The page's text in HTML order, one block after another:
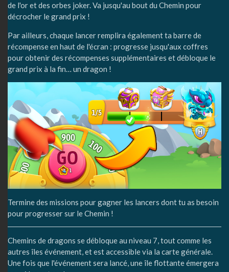
de l'or et des orbes joker. Va jusqu'au bout du Chemin pour
décrocher le grand prix !
Par ailleurs, chaque lancer remplira également ta barre de
récompense en haut de l'écran : progresse jusqu'aux coffres
pour obtenir des récompenses supplémentaires et débloque le
grand prix à la fin… un dragon !
Termine des missions pour gagner les lancers dont tu as besoin
pour progresser sur le Chemin !
Chemins de dragons se débloque au niveau 7, tout comme les
autres îles événement, et est accessible via la carte générale.
Une fois que l'événement sera lancé, une île flottante émergera